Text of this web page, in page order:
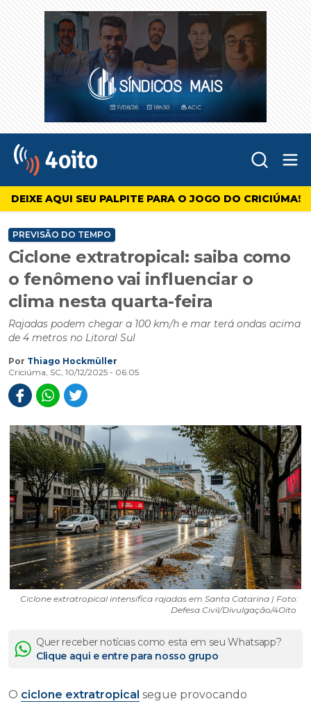
4oito
DEIXE AQUI SEU PALPITE PARA O JOGO DO CRICIÚMA!
PREVISÃO DO TEMPO
Ciclone extratropical: saiba como
o fenômeno vai influenciar o
clima nesta quarta-feira
Rajadas podem chegar a 100 km/h e mar terá ondas acima
de 4 metros no Litoral Sul
Por Thiago Hockmüller
Criciúma, SC, 10/12/2025 - 06:05
Ciclone extratropical intensifica rajadas em Santa Catarina | Foto:
Defesa Civil/Divulgação/4Oito
Quer receber notícias como esta em seu Whatsapp?
Clique aqui e entre para nosso grupo
O ciclone extratropical segue provocando